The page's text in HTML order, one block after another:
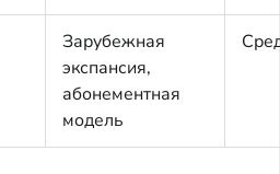
Зарубежная
экспансия,
абонементная
модель